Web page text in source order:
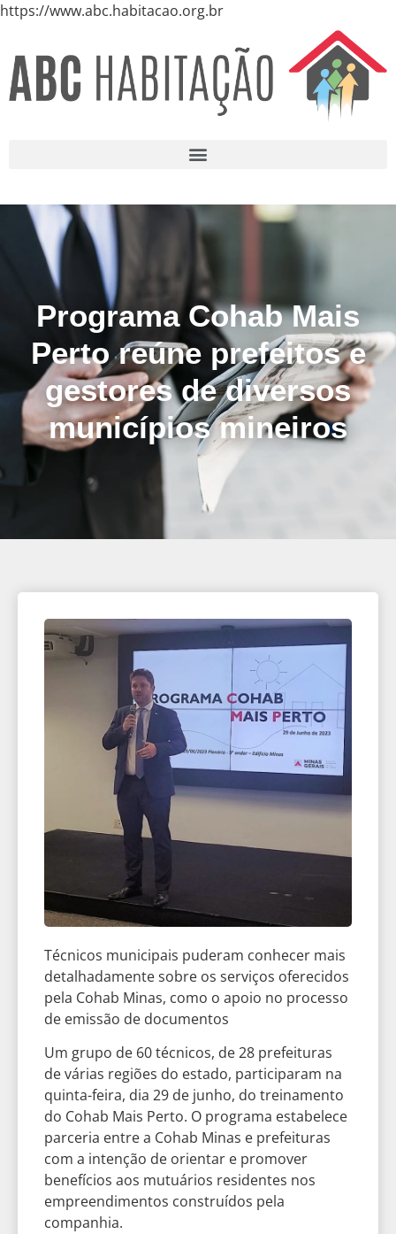
https://www.abc.habitacao.org.br
Programa Cohab Mais
Perto reúne prefeitos e
gestores de diversos
municípios mineiros
Técnicos municipais puderam conhecer mais
detalhadamente sobre os serviços oferecidos
pela Cohab Minas, como o apoio no processo
de emissão de documentos
Um grupo de 60 técnicos, de 28 prefeituras
de várias regiões do estado, participaram na
quinta-feira, dia 29 de junho, do treinamento
do Cohab Mais Perto. O programa estabelece
parceria entre a Cohab Minas e prefeituras
com a intenção de orientar e promover
benefícios aos mutuários residentes nos
empreendimentos construídos pela
companhia.